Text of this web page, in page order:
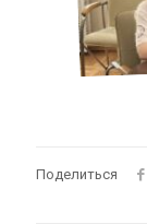
Поделиться